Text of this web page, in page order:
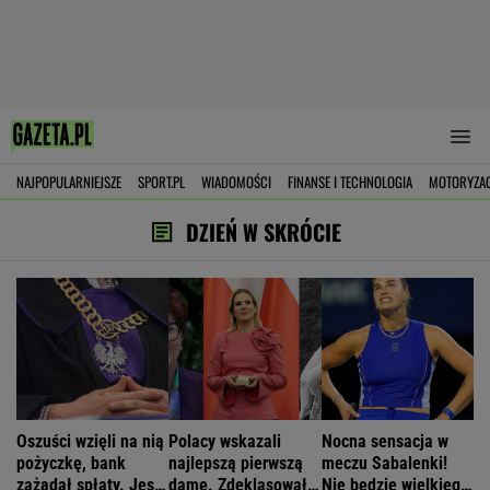
NAJPOPULARNIEJSZE SPORT.PL WIADOMOŚCI FINANSE I TECHNOLOGIA
DZIEŃ W SKRÓCIE
Oszuści wzięli na nią
pożyczkę, bank
zażądał spłaty. Jest
Polacy wskazali
najlepszą pierwszą
damę. Zdeklasowała
Nocna sensacja w
meczu Sabalenki!
Nie będzie wielkiego